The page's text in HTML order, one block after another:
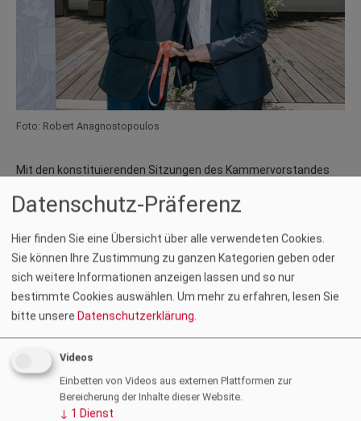
Datenschutz-Präferenz
Hier finden Sie eine Übersicht über alle verwendeten Cookies.
Sie können Ihre Zustimmung zu ganzen Kategorien geben oder
sich weitere Informationen anzeigen lassen und so nur
bestimmte Cookies auswählen. Um mehr zu erfahren, lesen Sie
bitte unsere Datenschutzerklärung.
Videos
Einbetten von Videos aus externen Plattformen zur
Bereicherung der Inhalte dieser Website.
↓ 1 Dienst
Foto: Robert Anagnostopoulos
Mit den konstituierenden Sitzungen des Kammervorstandes
ihren Abschluss. Das neue Präsidium setzt sich aus Präsident
Sektionsvorsitzenden Thomas Eichholzer und Uwe Schwarz
sowie den Stellvertreter:innen Josef Knappinger undEva
Maria Hierzer zusammen.
Im Anschluss an die Sitzungen wurde ins neu renovierte Foyer
Gustav Spener
anderem auch dafür genutzt, den scheidenden
Funktionär:innen mit der Übergabe einer Urkunde Dank und
Anerkennung auszusprechen. Das genütliche